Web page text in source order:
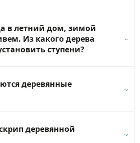
в летний дом, зимой
Из какого дерева
ступени?
деревянные
деревянной